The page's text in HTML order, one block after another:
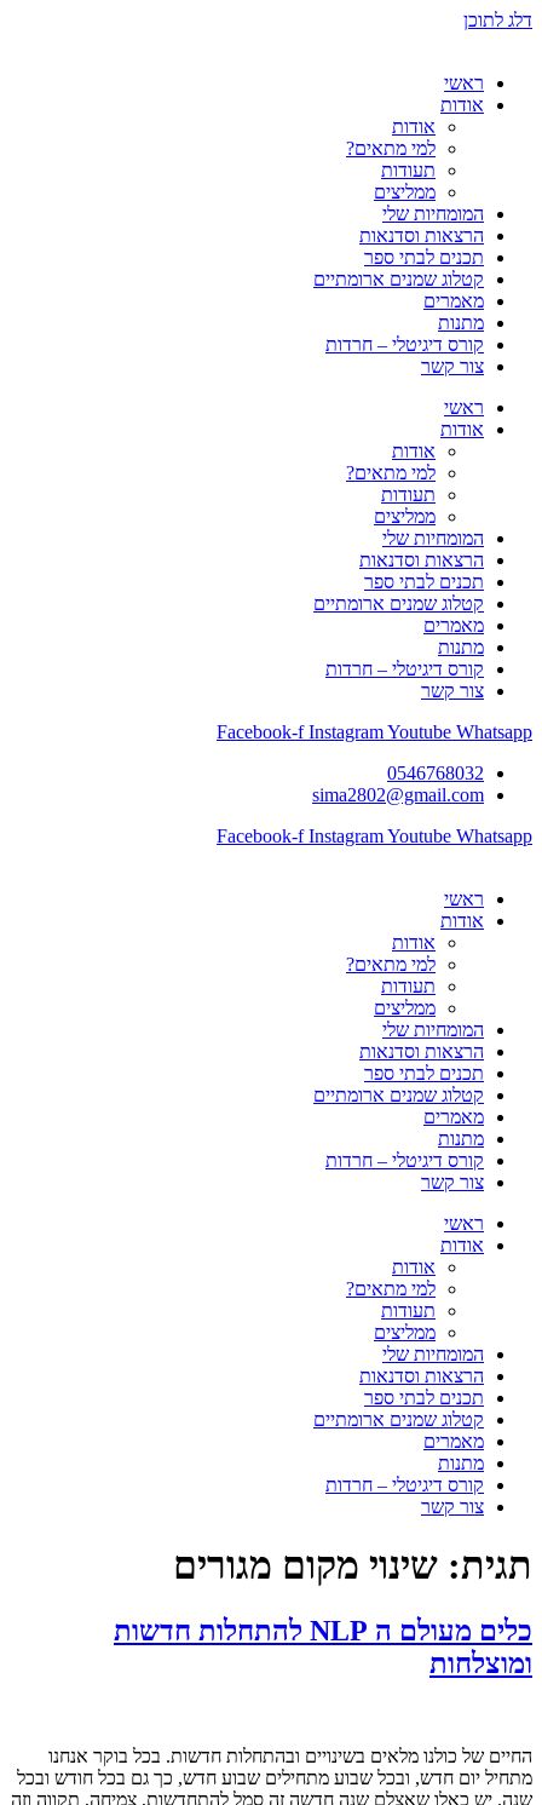
דלג לתוכן
ראשי
אודות
אודות
למי מתאים?
תעודות
ממליצים
המומחיות שלי
הרצאות וסדנאות
תכנים לבתי ספר
קטלוג שמנים ארומתיים
מאמרים
מתנות
קורס דיגיטלי – חרדות
צור קשר
ראשי
אודות
אודות
למי מתאים?
תעודות
ממליצים
המומחיות שלי
הרצאות וסדנאות
תכנים לבתי ספר
קטלוג שמנים ארומתיים
מאמרים
מתנות
קורס דיגיטלי – חרדות
צור קשר
Facebook-f InstagramYoutube Whatsapp
0546768032
sima2802@gmail.com
Facebook-f InstagramYoutube Whatsapp
ראשי
אודות
אודות
למי מתאים?
תעודות
ממליצים
המומחיות שלי
הרצאות וסדנאות
תכנים לבתי ספר
קטלוג שמנים ארומתיים
מאמרים
מתנות
קורס דיגיטלי – חרדות
צור קשר
ראשי
אודות
אודות
למי מתאים?
תעודות
ממליצים
המומחיות שלי
הרצאות וסדנאות
תכנים לבתי ספר
קטלוג שמנים ארומתיים
מאמרים
מתנות
קורס דיגיטלי – חרדות
צור קשר
תגית: שינוי מקום מגורים
כלים מעולם ה NLP להתחלות חדשות
ומוצלחות
החיים של כולנו מלאים בשינויים ובהתחלות חדשות. בכל בוקר אנחנו
מתחיל יום חדש, ובכל שבוע מתחילים שבוע חדש, כך גם בכל חודש ובכל
שנה. יש כאלו שאצלם שנה חדשה זה סמל להתחדשות, צמיחה, תקווה וזה